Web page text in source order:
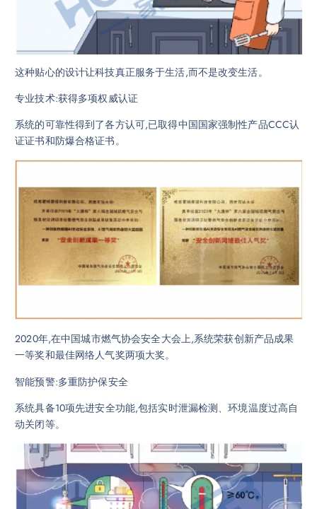
这种贴心的设计让科技真正服务于生活,而不是改变生活。
专业技术:获得多项权威认证
系统的可靠性得到了各方认可,已取得中国国家强制性产品CCC认
证证书和防爆合格证书。
2020年,在中国城市燃气协会安全大会上,系统荣获创新产品成果
一等奖和最佳网络人气奖两项大奖。
智能预警:多重防护保安全
系统具备10项先进安全功能,包括实时泄漏检测、环境温度过高自
动关闭等。